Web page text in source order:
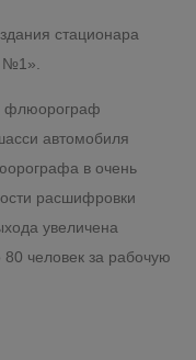
стационара
№1».
флюорограф
автомобиля
в очень
расшифровки
увеличена
80 человек за рабочую